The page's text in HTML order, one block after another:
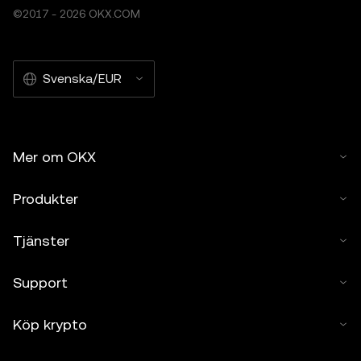
©2017 - 2026 OKX.COM
Svenska/EUR
Mer om OKX
Produkter
Tjänster
Support
Köp krypto